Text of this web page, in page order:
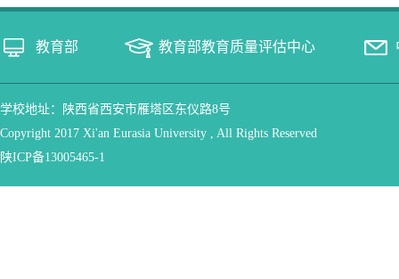
教育部 教育部教育质量评估中心
学校地址：陕西省西安市雁塔区东仪路8号
Copyright 2017 Xi'an Eurasia University , All Rights Reserved
陕ICP备13005465-1